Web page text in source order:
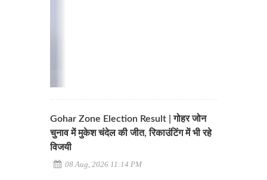
Gohar Zone Election Result | गोहर जोन
चुनाव में मुकेश चंदेल की जीत, रिकाउंटिंग में भी रहे
विजयी
08 Aug, 2026 11:14 PM